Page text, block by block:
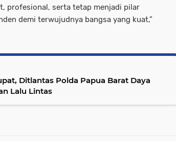
profesional, serta tetap menjadi pilar
demi terwujudnya bangsa yang kuat,”
Ditlantas Polda Papua Barat Daya
Lalu Lintas